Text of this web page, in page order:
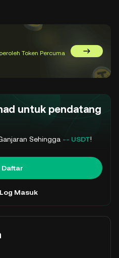
Token Percuma
Pergi ke
untuk pendatang
Sehingga -- USDT!
Daftar
Log Masuk